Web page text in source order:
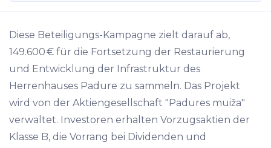
Diese Beteiligungs-Kampagne zielt darauf ab,
149.600 € für die Fortsetzung der Restaurierung
und Entwicklung der Infrastruktur des
Herrenhauses Padure zu sammeln. Das Projekt
wird von der Aktiengesellschaft "Padures muiža"
verwaltet. Investoren erhalten Vorzugsaktien der
Klasse B, die Vorrang bei Dividenden und